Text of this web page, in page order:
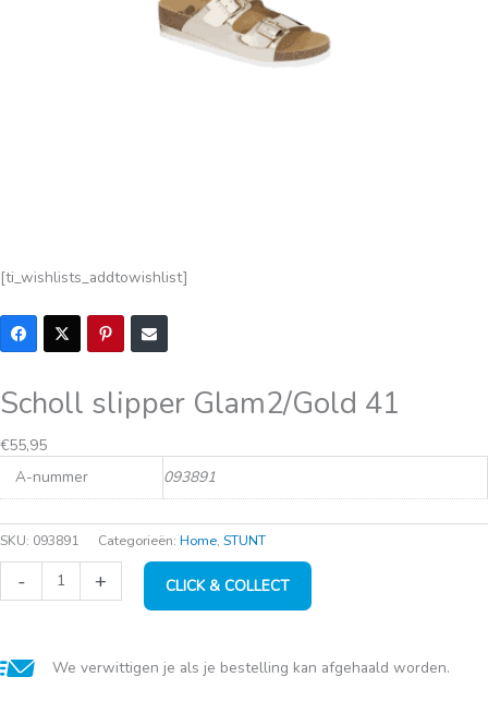
[ti_wishlists_addtowishlist]
Scholl slipper Glam2/Gold 41
€55,95
A-nummer
093891
SKU: 093891 Categorieën: Home, STUNT
-
Scholl
slipper
+ CLICK & COLLECT
We verwittigen je als je bestelling kan afgehaald worden.